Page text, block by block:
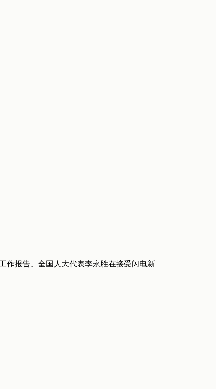
作报告。全国人大代表李永胜在接受闪电新